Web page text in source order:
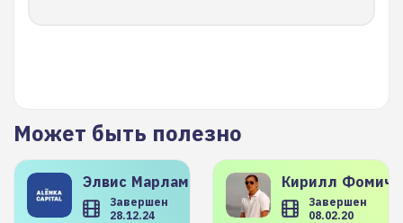
Может быть полезно
Элвис Марламов
Завершен
28.12.24
Кирилл
Завершен
08.02.20